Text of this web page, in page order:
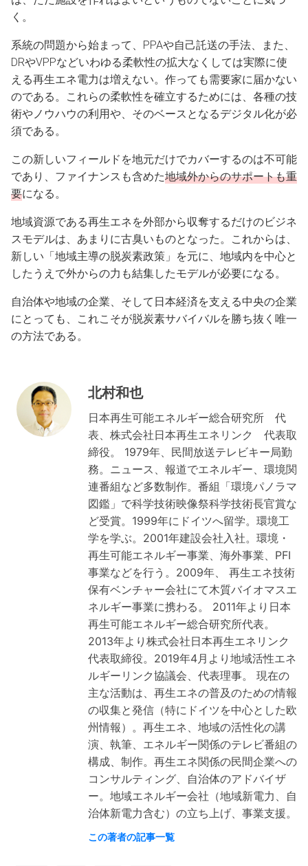
く。
系統の問題から始まって、PPAや自己託送の手法、また、
DRやVPPなどいわゆる柔軟性の拡大なくしては実際に使
える再生エネ電力は増えない。作っても需要家に届かない
のである。これらの柔軟性を確立するためには、各種の技
術やノウハウの利用や、そのベースとなるデジタル化が必
須である。
この新しいフィールドを地元だけでカバーするのは不可能
であり、ファイナンスも含めた地域外からのサポートも重
要になる。
地域資源である再生エネを外部から収奪するだけのビジネ
スモデルは、あまりに古臭いものとなった。これからは、
新しい「地域主導の脱炭素政策」を元に、地域内を中心と
したうえで外からの力も結集したモデルが必要になる。
自治体や地域の企業、そして日本経済を支える中央の企業
にとっても、これこそが脱炭素サバイバルを勝ち抜く唯一
の方法である。
北村和也
日本再生可能エネルギー総合研究所 代
表、株式会社日本再生エネリンク 代表取
締役。 1979年、民間放送テレビキー局勤
務。ニュース、報道でエネルギー、環境関
連番組など多数制作。番組「環境パノラマ
図鑑」で科学技術映像祭科学技術長官賞な
ど受賞。1999年にドイツへ留学。環境工
学を学ぶ。2001年建設会社入社。環境・
再生可能エネルギー事業、海外事業、PFI
事業などを行う。2009年、 再生エネ技術
保有ベンチャー会社にて木質バイオマスエ
ネルギー事業に携わる。 2011年より日本
再生可能エネルギー総合研究所代表。
2013年より株式会社日本再生エネリンク
代表取締役。2019年4月より地域活性エネ
ルギーリンク協議会、代表理事。 現在の
主な活動は、再生エネの普及のための情報
の収集と発信（特にドイツを中心とした欧
州情報）。再生エネ、地域の活性化の講
演、執筆、エネルギー関係のテレビ番組の
構成、制作。再生エネ関係の民間企業への
コンサルティング、自治体のアドバイザ
ー。地域エネルギー会社（地域新電力、自
治体新電力含む）の立ち上げ、事業支援。
この著者の記事一覧